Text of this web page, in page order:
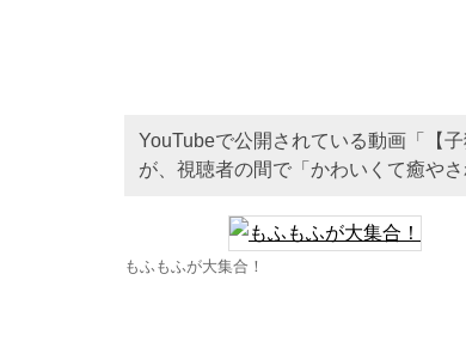
YouTubeで公開されている動画「【
が、視聴者の間で「かわいくて癒や
もふもふが大集合！